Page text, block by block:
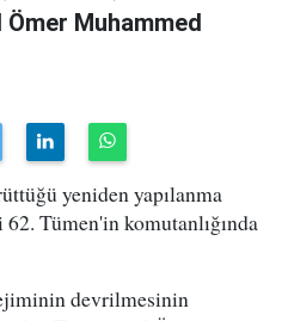
Muhammed
yeniden yapılanma
Tümen'in komutanlığında
devrilmesinin